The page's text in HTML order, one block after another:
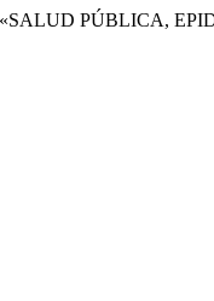
«SALUD PÚBLICA,